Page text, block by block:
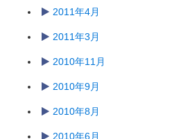
2011年4月
2011年3月
2010年11月
2010年9月
2010年8月
2010年6月